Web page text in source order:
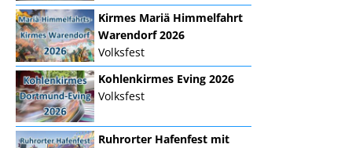
Kirmes Mariä Himmelfahrt
Warendorf 2026
Volksfest
Kohlenkirmes Eving 2026
Volksfest
Ruhrorter Hafenfest mit